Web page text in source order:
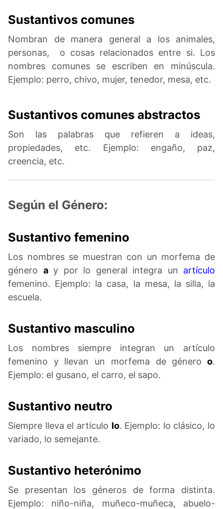
Sustantivos comunes
Nombran de manera general a los animales,
personas, o cosas relacionados entre si. Los
nombres comunes se escriben en minúscula.
Ejemplo: perro, chivo, mujer, tenedor, mesa, etc.
Sustantivos comunes abstractos
Son las palabras que refieren a ideas,
propiedades, etc. Ejemplo: engaño, paz,
creencia, etc.
Según el Género:
Sustantivo femenino
Los nombres se muestran con un morfema de
género ay por lo general integra un artículo
femenino. Ejemplo: la casa, la mesa, la silla, la
escuela.
Sustantivo masculino
Los nombres siempre integran un artículo
femenino y llevan un morfema de género o.
Ejemplo: el gusano, el carro, el sapo.
Sustantivo neutro
Siempre lleva el artículo lo. Ejemplo: lo clásico, lo
variado, lo semejante.
Sustantivo heterónimo
Se presentan los géneros de forma distinta.
Ejemplo: niño-niña, muñeco-muñeca, abuelo-